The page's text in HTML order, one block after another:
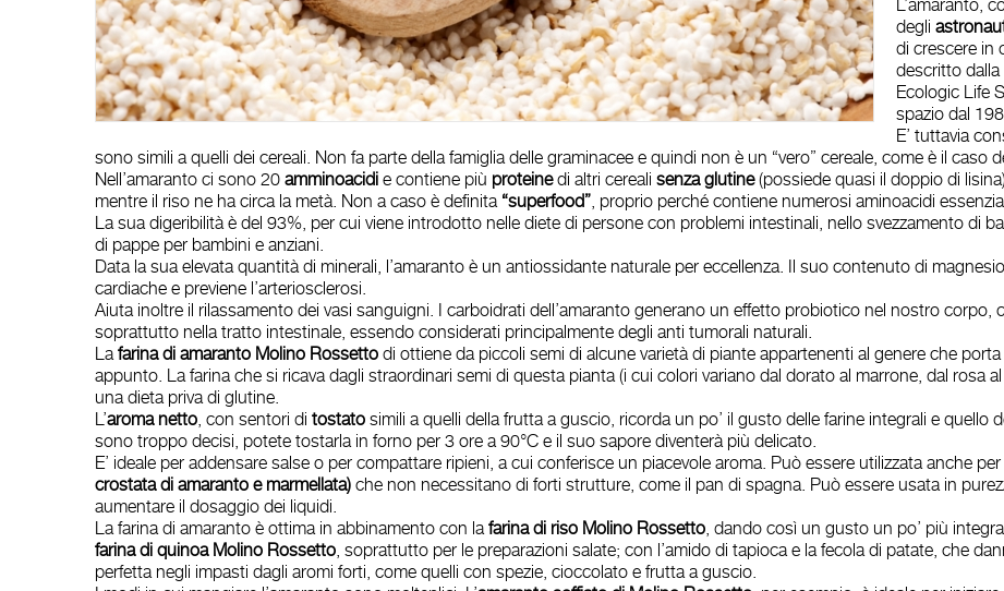
L’amaranto,
degli
di crescere in
descritto
Ecologic Life
spazio dal
E’ tuttavia
sono simili a quelli dei cereali. Non fa parte della famiglia delle graminacee e quindi non è un “vero” cereale, come è il caso
Nell’amaranto ci sono 20 amminoacidi e contiene più proteinedi altri cereali senza glutine(possiede quasi il doppio di
mentre il riso ne ha circa la metà. Non a caso è definita “superfood”, proprio perché contiene numerosi aminoacidi
La sua digeribilità è del 93%, per cui viene introdotto nelle diete di persone con problemi intestinali, nello svezzamento di
di pappe per bambini e anziani.
Data la sua elevata quantità di minerali, l’amaranto è un antiossidante naturale per eccellenza. Il suo contenuto di
cardiache e previene l’arteriosclerosi.
Aiuta inoltre il rilassamento dei vasi sanguigni. I carboidrati dell’amaranto generano un effetto probiotico nel nostro corpo,
soprattutto nella tratto intestinale, essendo considerati principalmente degli anti tumorali naturali.
La farina di amaranto Molino Rossetto di ottiene da piccoli semi di alcune varietà di piante appartenenti al genere che
appunto. La farina che si ricava dagli straordinari semi di questa pianta (i cui colori variano dal dorato al marrone, dal rosa
una dieta priva di glutine.
L’aroma netto, con sentori di tostato simili a quelli della frutta a guscio, ricorda un po’ il gusto delle farine integrali e quello
sono troppo decisi, potete tostarla in forno per 3 ore a 90°C e il suo sapore diventerà più delicato.
E’ ideale per addensare salse o per compattare ripieni, a cui conferisce un piacevole aroma. Può essere utilizzata anche per
crostata di amaranto e marmellata) che non necessitano di forti strutture, come il pan di spagna. Può essere usata in
aumentare il dosaggio dei liquidi.
La farina di amaranto è ottima in abbinamento con lafarina di riso Molino Rossetto, dando così un gusto un po’ più
farina di quinoa Molino Rossetto, soprattutto per le preparazioni salate; con l’amido di tapioca e la fecola di patate, che
perfetta negli impasti dagli aromi forti, come quelli con spezie, cioccolato e frutta a guscio.